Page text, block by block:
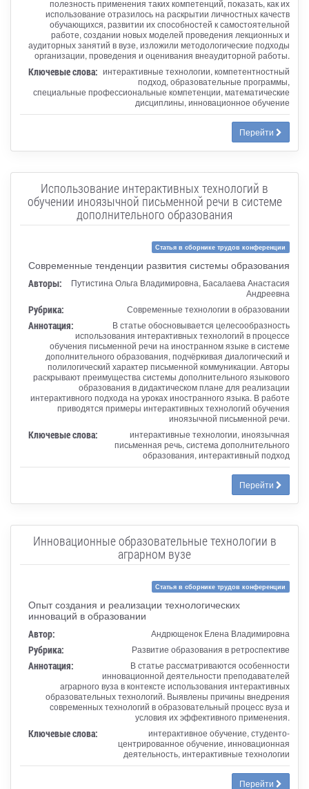
полезность применения таких компетенций, показать, как их
использование отразилось на раскрытии личностных качеств
обучающихся, развитии их способностей к самостоятельной
работе, создании новых моделей проведения лекционных и
аудиторных занятий в вузе, изложили методологические подходы
организации, проведения и оценивания внеаудиторной работы.
Ключевые слова: интерактивные технологии, компетентностный
подход, образовательные программы,
специальные профессиональные компетенции, математические
дисциплины, инновационное обучение
Перейти
Использование интерактивных технологий в
обучении иноязычной письменной речи в системе
дополнительного образования
Статья в сборнике трудов конференции
Современные тенденции развития системы образования
Авторы:
Путистина Ольга Владимировна, Басалаева Анастасия
Андреевна
Рубрика: Современные технологии в образовании
Аннотация:
В статье обосновывается целесообразность
использования интерактивных технологий в процессе
обучения письменной речи на иностранном языке в системе
дополнительного образования, подчёркивая диалогический и
полилогический характер письменной коммуникации. Авторы
раскрывают преимущества системы дополнительного языкового
образования в дидактическом плане для реализации
интерактивного подхода на уроках иностранного языка. В работе
приводятся примеры интерактивных технологий обучения
иноязычной письменной речи.
Ключевые слова:
интерактивные технологии, иноязычная
письменная речь, система дополнительного
образования, интерактивный подход
Перейти
Инновационные образовательные технологии в
аграрном вузе
Статья в сборнике трудов конференции
Опыт создания и реализации технологических
инноваций в образовании
Автор: Андрющенок Елена Владимировна
Рубрика: Развитие образования в ретроспективе
Аннотация:
В статье рассматриваются особенности
инновационной деятельности преподавателей
аграрного вуза в контексте использования интерактивных
образовательных технологий. Выявлены причины внедрения
современных технологий в образовательный процесс вуза и
условия их эффективного применения.
Ключевые слова:
интерактивное обучение, студенто-
центрированное обучение, инновационная
деятельность, интерактивные технологии
Перейти